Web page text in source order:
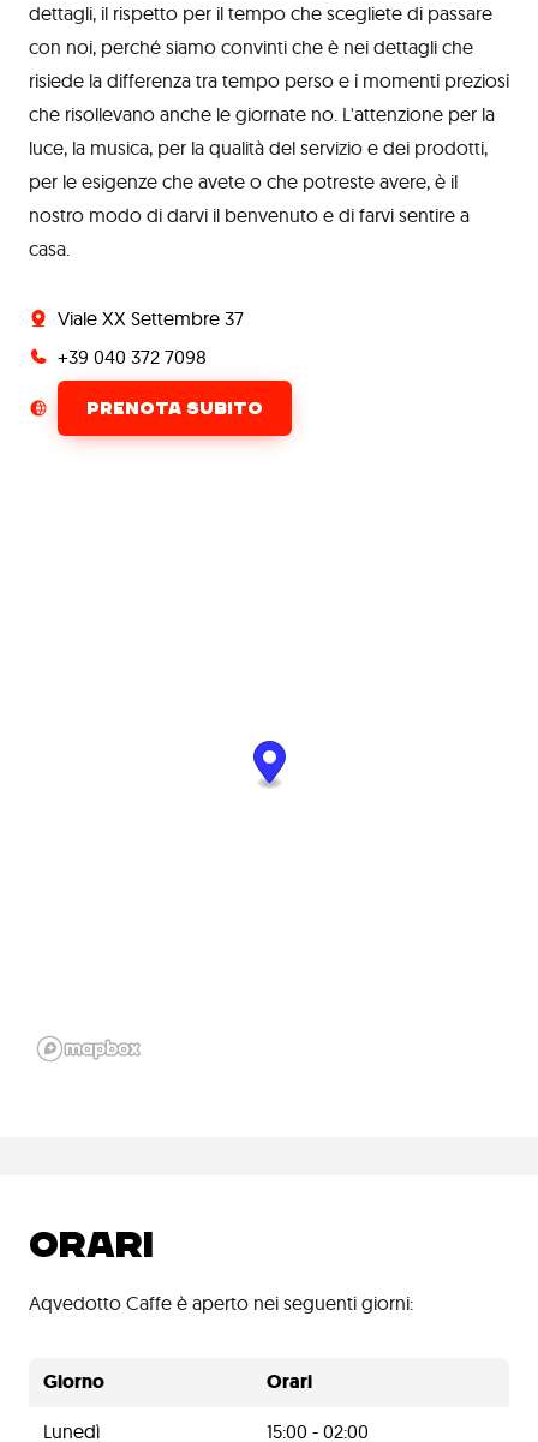
dettagli, il rispetto per il tempo che scegliete di passare
con noi, perché siamo convinti che è nei dettagli che
risiede la differenza tra tempo perso e i momenti preziosi
che risollevano anche le giornate no. L'attenzione per la
luce, la musica, per la qualità del servizio e dei prodotti,
per le esigenze che avete o che potreste avere, è il
nostro modo di darvi il benvenuto e di farvi sentire a
casa.
Viale XX Settembre 37
+39 040 372 7098
PRENOTA SUBITO
ORARI
Aqvedotto Caffe è aperto nei seguenti giorni:
Giorno Orari
Lunedì 15:00 - 02:00